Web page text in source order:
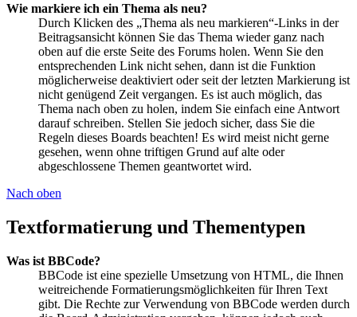
Wie markiere ich ein Thema als neu?
Durch Klicken des „Thema als neu markieren“-Links in der
Beitragsansicht können Sie das Thema wieder ganz nach
oben auf die erste Seite des Forums holen. Wenn Sie den
entsprechenden Link nicht sehen, dann ist die Funktion
möglicherweise deaktiviert oder seit der letzten Markierung ist
nicht genügend Zeit vergangen. Es ist auch möglich, das
Thema nach oben zu holen, indem Sie einfach eine Antwort
darauf schreiben. Stellen Sie jedoch sicher, dass Sie die
Regeln dieses Boards beachten! Es wird meist nicht gerne
gesehen, wenn ohne triftigen Grund auf alte oder
abgeschlossene Themen geantwortet wird.
Nach oben
Textformatierung und Thementypen
Was ist BBCode?
BBCode ist eine spezielle Umsetzung von HTML, die Ihnen
weitreichende Formatierungsmöglichkeiten für Ihren Text
gibt. Die Rechte zur Verwendung von BBCode werden durch